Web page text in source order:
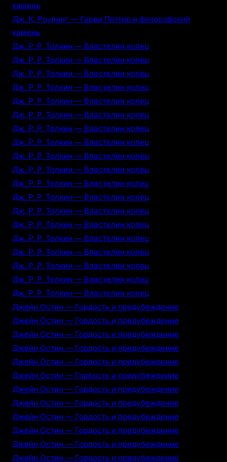
камень
Дж. К. Роулинг — Гарри Поттер и философский
камень
Дж. Р. Р. Толкин — Властелин колец
Дж. Р. Р. Толкин — Властелин колец
Дж. Р. Р. Толкин — Властелин колец
Дж. Р. Р. Толкин — Властелин колец
Дж. Р. Р. Толкин — Властелин колец
Дж. Р. Р. Толкин — Властелин колец
Дж. Р. Р. Толкин — Властелин колец
Дж. Р. Р. Толкин — Властелин колец
Дж. Р. Р. Толкин — Властелин колец
Дж. Р. Р. Толкин — Властелин колец
Дж. Р. Р. Толкин — Властелин колец
Дж. Р. Р. Толкин — Властелин колец
Дж. Р. Р. Толкин — Властелин колец
Дж. Р. Р. Толкин — Властелин колец
Дж. Р. Р. Толкин — Властелин колец
Дж. Р. Р. Толкин — Властелин колец
Дж. Р. Р. Толкин — Властелин колец
Дж. Р. Р. Толкин — Властелин колец
Дж. Р. Р. Толкин — Властелин колец
Джейн Остин — Гордость и предубеждение
Джейн Остин — Гордость и предубеждение
Джейн Остин — Гордость и предубеждение
Джейн Остин — Гордость и предубеждение
Джейн Остин — Гордость и предубеждение
Джейн Остин — Гордость и предубеждение
Джейн Остин — Гордость и предубеждение
Джейн Остин — Гордость и предубеждение
Джейн Остин — Гордость и предубеждение
Джейн Остин — Гордость и предубеждение
Джейн Остин — Гордость и предубеждение
Джейн Остин — Гордость и предубеждение